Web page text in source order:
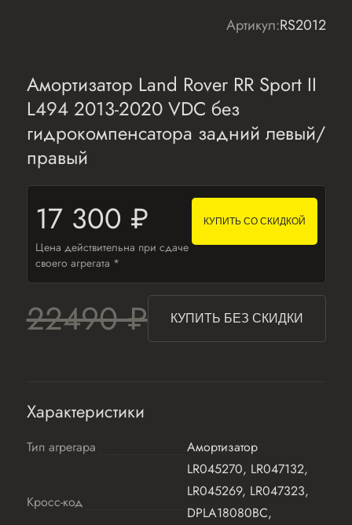
Артикул:RS2012
Амортизатор Land Rover RR Sport II
L494 2013-2020 VDC без
гидрокомпенсатора задний левый/
правый
17 300 ₽
Цена действительна при сдаче
своего агрегата *
КУПИТЬ СО СКИДКОЙ
22490 ₽ КУПИТЬ БЕЗ СКИДКИ
Характеристики
Тип агрегара Амортизатор
Кросс-код
LR045270, LR047132,
LR045269, LR047323,
DPLA18080BC,